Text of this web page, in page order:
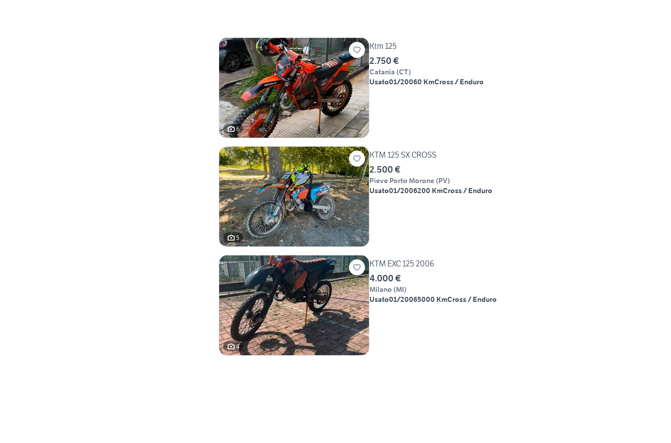
6
Ktm 125
2.750 €
Catania (CT)
Usato01/20060 KmCross / Enduro
5
KTM 125 SX CROSS
2.500 €
Pieve Porto Morone (PV)
Usato01/2006200 KmCross / Enduro
4
KTM EXC 125 2006
4.000 €
Milano (MI)
Usato01/20065000 KmCross / Enduro